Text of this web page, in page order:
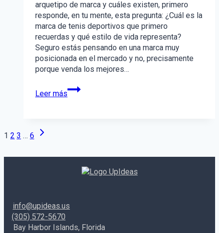
arquetipo de marca y cuáles existen, primero
responde, en tu mente, esta pregunta: ¿Cuál es la
marca de tenis deportivos que primero
recuerdas y qué estilo de vida representa?
Seguro estás pensando en una marca muy
posicionada en el mercado y no, precisamente
porque venda los mejores…
Leer más
¿Cómo
definir
arquetipos
Navegación
de
1 2 3 … 6
Siguiente
info@upideas.us
(305) 572-5670
Bay Harbor Islands, Florida